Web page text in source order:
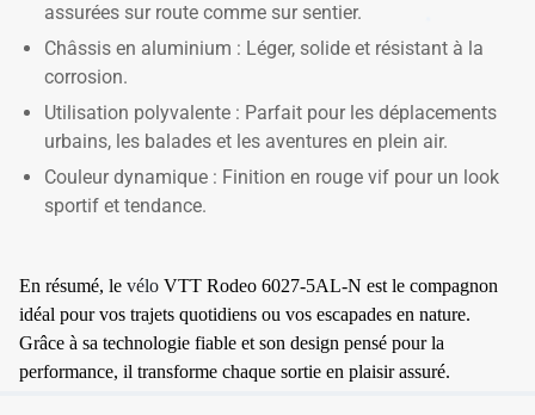
assurées sur route comme sur sentier.
Châssis en aluminium : Léger, solide et résistant à la
corrosion.
Utilisation polyvalente : Parfait pour les déplacements
urbains, les balades et les aventures en plein air.
Couleur dynamique : Finition en rouge vif pour un look
sportif et tendance.
En résumé, le vélo VTT Rodeo 6027-5AL-N est le compagnon
idéal pour vos trajets quotidiens ou vos escapades en nature.
Grâce à sa technologie fiable et son design pensé pour la
performance, il transforme chaque sortie en plaisir assuré.